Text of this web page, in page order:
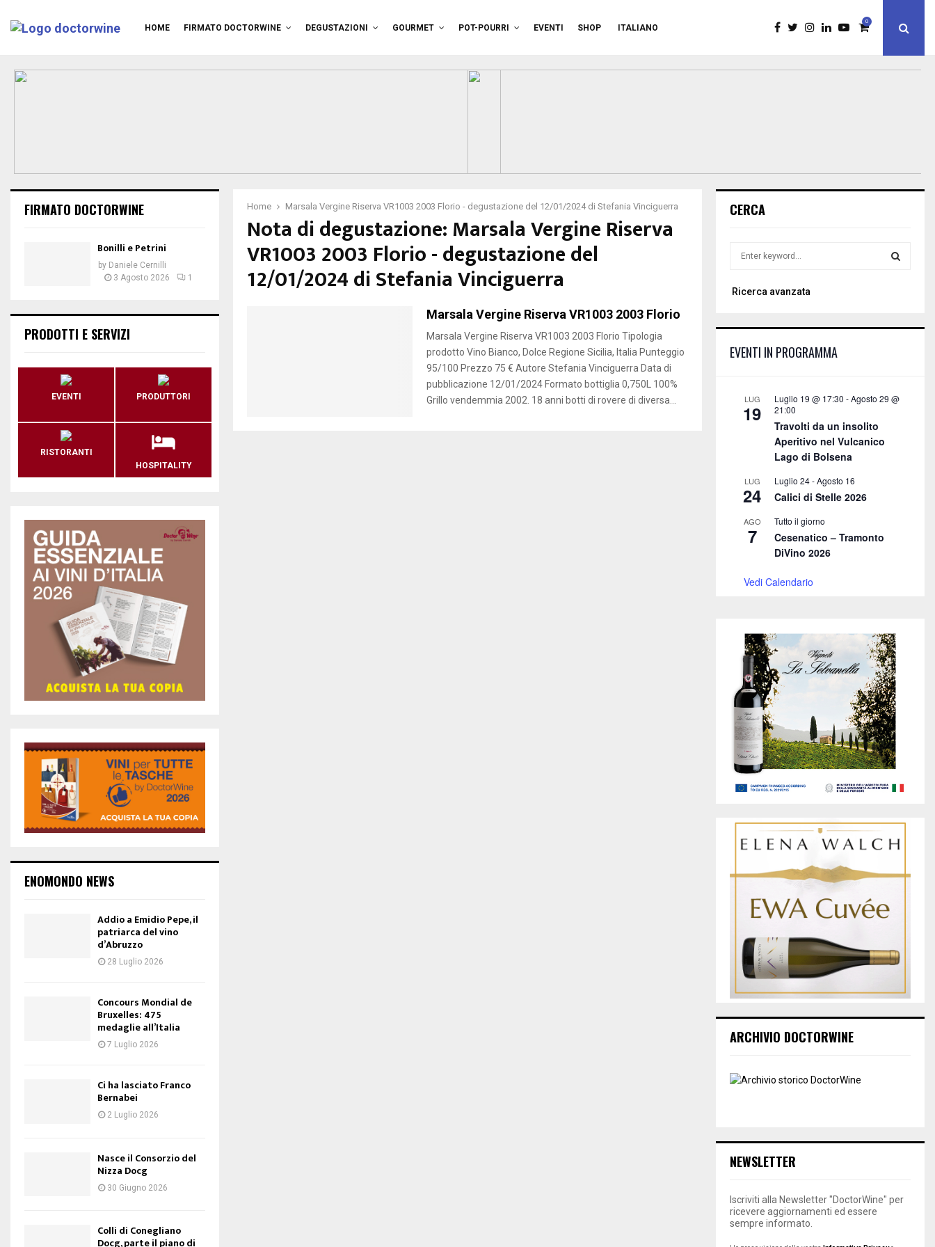
HOME FIRMATO DOCTORWINE DEGUSTAZIONI GOURMET POT-POURRI EVENTI SHOP ITALIANO
0
Home Marsala Vergine Riserva VR1003 2003 Florio - degustazione del 12/01/2024 di Stefania Vinciguerra
Nota di degustazione: Marsala Vergine Riserva
VR1003 2003 Florio - degustazione del
12/01/2024 di Stefania Vinciguerra
Marsala Vergine Riserva VR1003 2003 Florio
Marsala Vergine Riserva VR1003 2003 Florio Tipologia
prodotto Vino Bianco, Dolce Regione Sicilia, Italia Punteggio
95/100 Prezzo 75 € Autore Stefania Vinciguerra Data di
pubblicazione 12/01/2024 Formato bottiglia 0,750L 100%
Grillo vendemmia 2002. 18 anni botti di rovere di diversa...
FIRMATO DOCTORWINE
Bonilli e Petrini
by Daniele Cernilli
3 Agosto 2026
1
PRODOTTI E SERVIZI
EVENTI PRODUTTORI
RISTORANTI
HOSPITALITY
ENOMONDO NEWS
Addio a Emidio Pepe, il
patriarca del vino
d’Abruzzo
28 Luglio 2026
Concours Mondial de
Bruxelles: 475
medaglie all’Italia
7 Luglio 2026
Ci ha lasciato Franco
Bernabei
2 Luglio 2026
Nasce il Consorzio del
Nizza Docg
30 Giugno 2026
Colli di Conegliano
Docg, parte il piano di
CERCA
r
o
C
Ricerca avanzata
EVENTI IN PROGRAMMA
LUG
19
Luglio 19 @ 17:30 -Agosto 29 @
21:00
Travolti da un insolito
Aperitivo nel Vulcanico
Lago di Bolsena
LUG
24
Luglio 24-Agosto 16
Calici di Stelle 2026
AGO
7
Tutto il giorno
Cesenatico – Tramonto
DiVino 2026
Vedi Calendario
ARCHIVIO DOCTORWINE
NEWSLETTER
Iscriviti alla Newsletter "DoctorWine" per
ricevere aggiornamenti ed essere
sempre informato.